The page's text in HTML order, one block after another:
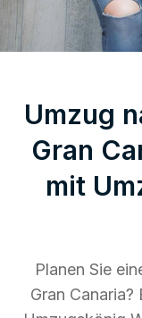
Umzug
Gran
mit
Planen Sie
Gran